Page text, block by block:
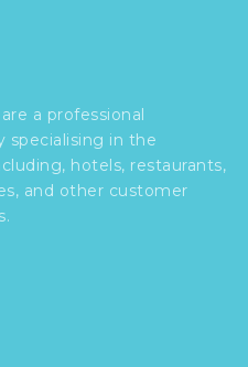
a professional
specialising in the
hotels, restaurants,
and other customer